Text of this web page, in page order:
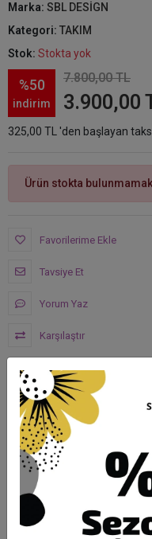
Marka: SBL DESİGN
Kategori: TAKIM
Stok: Stokta yok
%50
indirim
7.800,00 TL
3.900,00
325,00 TL 'den başlayan
Ürün stokta
Favorilerime Ekle
Tavsiye Et
Yorum Yaz
Karşılaştır
Hızlı Gönderi
Ürün Açıklaması